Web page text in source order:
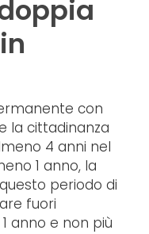
con
la cittadinanza
4 anni nel
1 anno, la
periodo di
fuori
anno e non più